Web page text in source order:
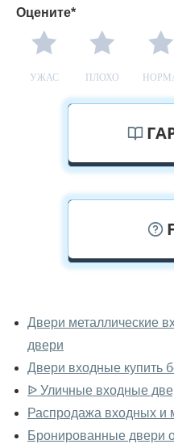
Оцените*
УЖАС ПЛОХО
Да, можно посмотреть
фирменном салоне-
У вас
Да, у нас большой выбор
Двери металлические
двери
Двери входные купить
ᐉ Уличные входные
Распродажа входных и
Бронированные двери